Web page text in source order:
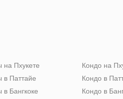
на Пхукете
в Паттайе
в Бангкоке
Кондо на
Кондо в
Кондо в